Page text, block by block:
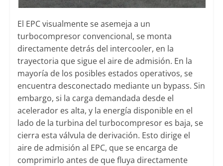
El EPC visualmente se asemeja a un
turbocompresor convencional, se monta
directamente detrás del intercooler, en la
trayectoria que sigue el aire de admisión. En la
mayoría de los posibles estados operativos, se
encuentra desconectado mediante un bypass. Sin
embargo, si la carga demandada desde el
acelerador es alta, y la energía disponible en el
lado de la turbina del turbocompresor es baja, se
cierra esta válvula de derivación. Esto dirige el
aire de admisión al EPC, que se encarga de
comprimirlo antes de que fluya directamente